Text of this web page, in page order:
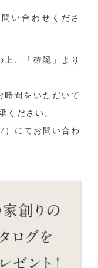
い合わせくださ
、「確認」より
時間をいただいて
ください。
）にてお問い合わ